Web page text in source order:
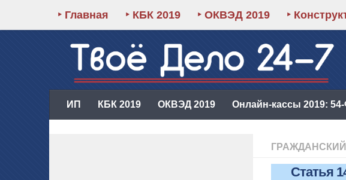
‣ Главная ‣ КБК 2019 ‣ ОКВЭД 2019 ‣
ИП КБК 2019 ОКВЭД 2019 Онлайн-кассы 2019:
Статья